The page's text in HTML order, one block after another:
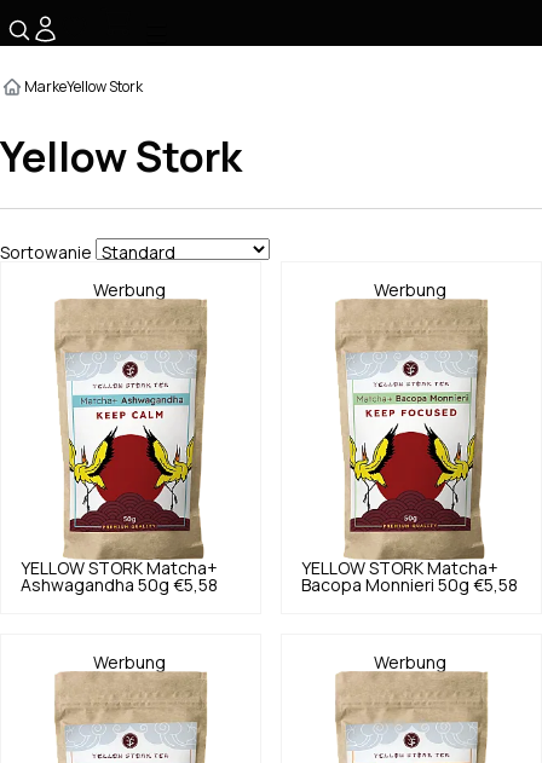
MarkeYellow Stork
Yellow Stork
Sortowanie
Werbung
YELLOW STORK Matcha+
Ashwagandha 50g €5,58
Werbung
YELLOW STORK Matcha+
Bacopa Monnieri 50g €5,58
Werbung Werbung